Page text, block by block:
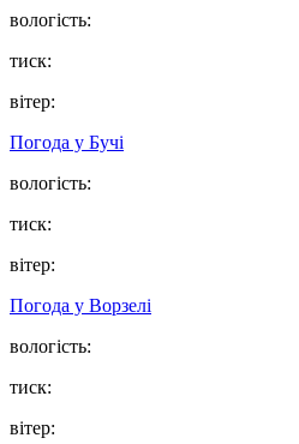
вологість:
тиск:
вітер:
Погода у Бучі
вологість:
тиск:
вітер:
Погода у Ворзелі
вологість:
тиск:
вітер: